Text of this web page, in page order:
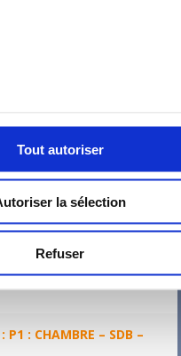
Tout autoriser
la sélection
Refuser
P1 : CHAMBRE – SDB –